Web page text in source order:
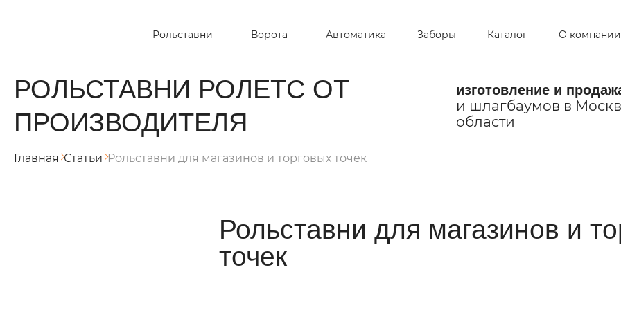
Рольставни Ворота Автоматика Заборы Каталог О компании
РОЛЬСТАВНИ РОЛЕТС ОТ
ПРОИЗВОДИТЕЛЯ
изготовление и
и шлагбаумов в
области
Главная Статьи Рольставни для магазинов и торговых точек
Рольставни для магазинов и
точек